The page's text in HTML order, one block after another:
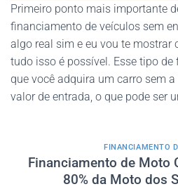
Primeiro ponto mais importante
financiamento de veículos sem
algo real sim e eu vou te mostrar
tudo isso é possível. Esse tipo
que você adquira um carro sem
valor de entrada, o que pode ser
FINANCIAMENTO
Financiamento de Moto
80% da Moto dos